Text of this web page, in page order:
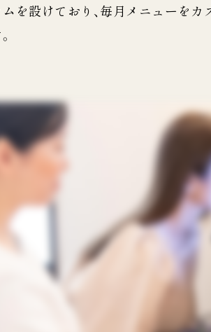
を設けており、毎月メニューを